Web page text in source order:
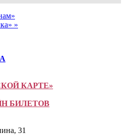
»
КАРТЕ»
БИЛЕТОВ
31